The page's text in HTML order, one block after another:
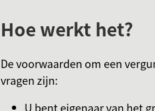
Hoe werkt het?
De voorwaarden om een
vragen zijn:
U bent eigenaar van het